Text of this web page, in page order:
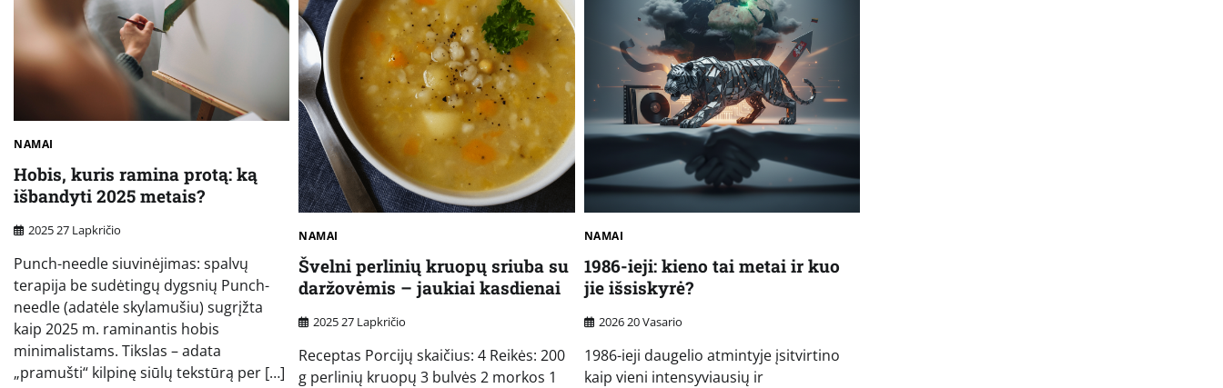
NAMAI
Hobis, kuris ramina protą: ką
išbandyti 2025 metais?
2025 27 Lapkričio
Punch-needle siuvinėjimas: spalvų
terapija be sudėtingų dygsnių Punch-
needle (adatėle skylamušiu) sugrįžta
kaip 2025 m. raminantis hobis
minimalistams. Tikslas – adata
„pramušti“ kilpinę siūlų tekstūrą per […]
NAMAI
Švelni perlinių kruopų sriuba su
daržovėmis – jaukiai kasdienai
2025 27 Lapkričio
Receptas Porcijų skaičius: 4 Reikės: 200
g perlinių kruopų 3 bulvės 2 morkos 1
NAMAI
1986-ieji: kieno tai metai ir kuo
jie išsiskyrė?
2026 20 Vasario
1986-ieji daugelio atmintyje įsitvirtino
kaip vieni intensyviausių ir